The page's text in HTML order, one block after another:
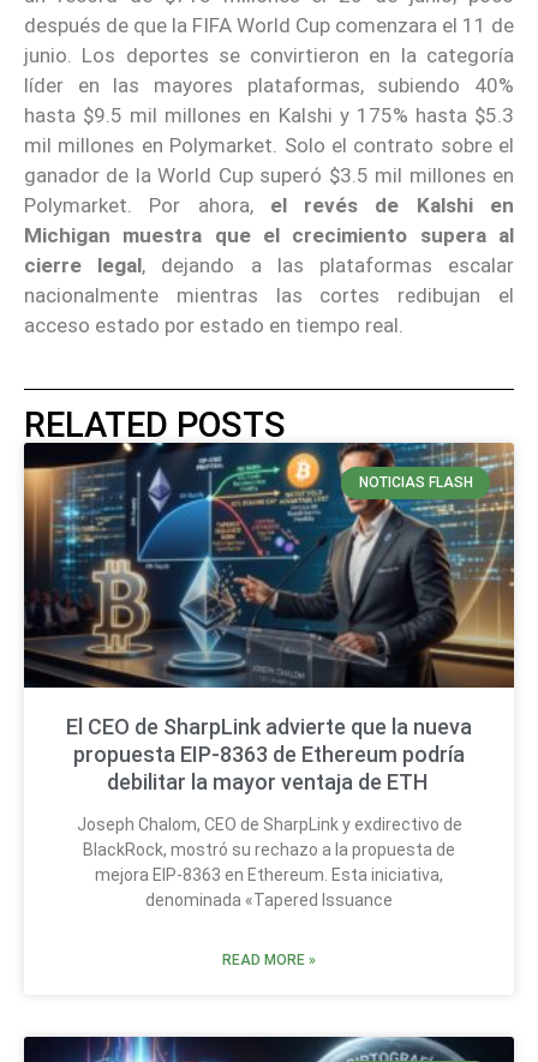
después de que la FIFA World Cup comenzara el 11 de
junio. Los deportes se convirtieron en la categoría
líder en las mayores plataformas, subiendo 40%
hasta $9.5 mil millones en Kalshi y 175% hasta $5.3
mil millones en Polymarket. Solo el contrato sobre el
ganador de la World Cup superó $3.5 mil millones en
Polymarket. Por ahora, el revés de Kalshi en
Michigan muestra que el crecimiento supera al
cierre legal, dejando a las plataformas escalar
nacionalmente mientras las cortes redibujan el
acceso estado por estado en tiempo real.
RELATED POSTS
NOTICIAS FLASH
El CEO de SharpLink advierte que la nueva
propuesta EIP-8363 de Ethereum podría
debilitar la mayor ventaja de ETH
Joseph Chalom, CEO de SharpLink y exdirectivo de
BlackRock, mostró su rechazo a la propuesta de
mejora EIP-8363 en Ethereum. Esta iniciativa,
denominada «Tapered Issuance
READ MORE »